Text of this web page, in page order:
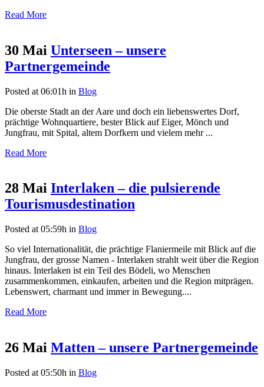
Read More
30 Mai Unterseen – unsere
Partnergemeinde
Posted at 06:01h in Blog
Die oberste Stadt an der Aare und doch ein liebenswertes Dorf,
prächtige Wohnquartiere, bester Blick auf Eiger, Mönch und
Jungfrau, mit Spital, altem Dorfkern und vielem mehr ...
Read More
28 Mai Interlaken – die pulsierende
Tourismusdestination
Posted at 05:59h in Blog
So viel Internationalität, die prächtige Flaniermeile mit Blick auf die
Jungfrau, der grosse Namen - Interlaken strahlt weit über die Region
hinaus. Interlaken ist ein Teil des Bödeli, wo Menschen
zusammenkommen, einkaufen, arbeiten und die Region mitprägen.
Lebenswert, charmant und immer in Bewegung....
Read More
26 Mai Matten – unsere Partnergemeinde
Posted at 05:50h in Blog